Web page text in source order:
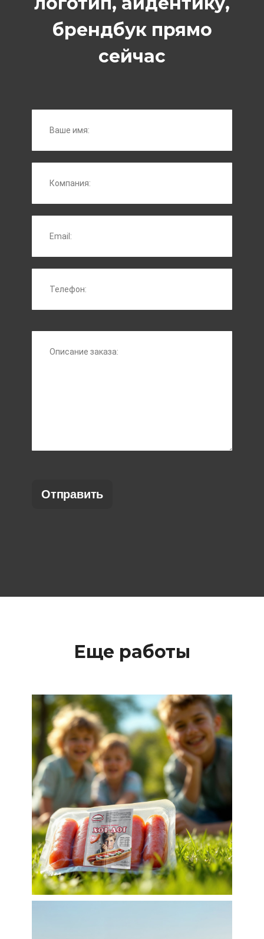
брендбук прямо
сейчас
Еще работы
Продуктовый дизайн
Этикетка для мяса и колбасы
Этикетки для продуктов питания
Разработка дизайна
этикетки для детских
сосисок ТМ РОДИНА